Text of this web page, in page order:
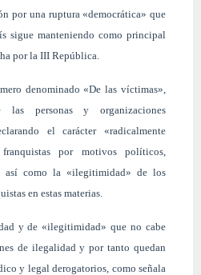
por una ruptura «democrática» que
sigue manteniendo como principal
por la III República.
denominado «De las víctimas»,
las personas y organizaciones
el carácter «radicalmente
por motivos políticos,
así como la «ilegitimidad» de los
en estas materias.
y de «ilegitimidad» que no cabe
de ilegalidad y por tanto quedan
y legal derogatorios, como señala